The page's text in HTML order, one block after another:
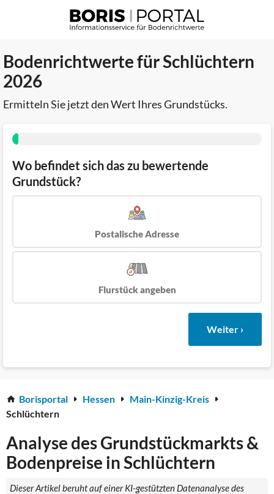
Bodenrichtwerte für Schlüchtern
2026
Ermitteln Sie jetzt den Wert Ihres Grundstücks.
Wo befindet sich das zu bewertende
Grundstück?
Postalische Adresse
Flurstück angeben
Weiter ›
Borisportal Hessen
Main-Kinzig-Kreis
Schlüchtern
Analyse des Grundstückmarkts &
Bodenpreise in Schlüchtern
Dieser Artikel beruht auf einer KI-gestützten Datenanalyse des